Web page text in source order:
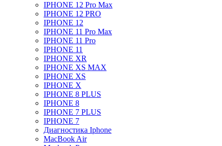
IPHONE 12 Pro Max
IPHONE 12 PRO
IPHONE 12
IPHONE 11 Pro Max
IPHONE 11 Pro
IPHONE 11
IPHONE XR
IPHONE XS MAX
IPHONE XS
IPHONE X
IPHONE 8 PLUS
IPHONE 8
IPHONE 7 PLUS
IPHONE 7
Диагностика Iphone
MacBook Air